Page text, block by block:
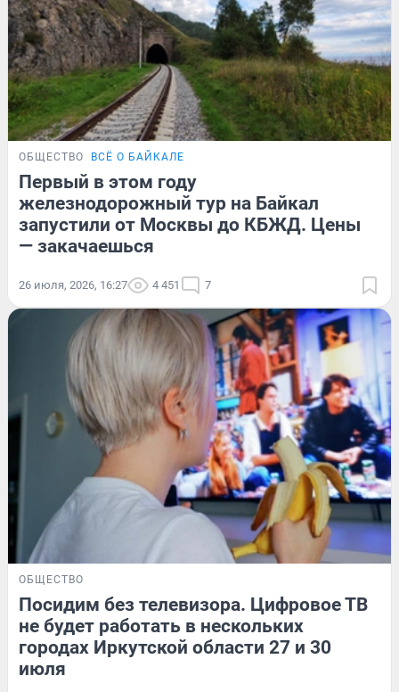
ОБЩЕСТВО ВСЁ О БАЙКАЛЕ
Первый в этом году
железнодорожный тур на Байкал
запустили от Москвы до КБЖД. Цены
— закачаешься
26 июля, 2026, 16:27 4 451 7
ОБЩЕСТВО
Посидим без телевизора. Цифровое ТВ
не будет работать в нескольких
городах Иркутской области 27 и 30
июля